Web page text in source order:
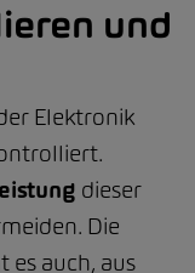
und
Elektronik
dieser
Die
es auch, aus